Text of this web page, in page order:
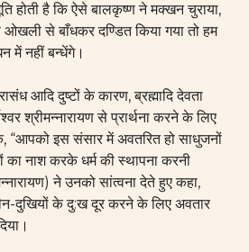
होती है कि ऐसे बालकृष्ण ने मक्खन चुराया,
से बाँधकर दण्डित किया गया तो हम
में नहीं बन्धेंगे।
आदि दुष्टों के कारण, ब्रह्मादि देवता
श्रीमन्नारायण से प्रार्थना करने के लिए
“आपको इस संसार में अवतरित हो साधुजनों
का नाश करके धर्म की स्थापना करनी
ने उनको सांत्वना देते हुए कहा,
दुखियों के दु:ख दूर करने के लिए अवतार